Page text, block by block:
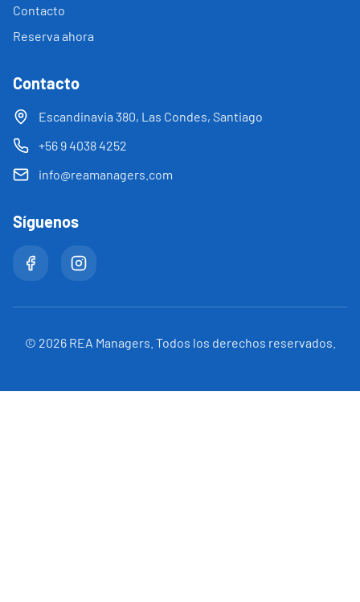
Contacto
Reserva ahora
Contacto
Escandinavia 380, Las Condes, Santiago
+56 9 4038 4252
info@reamanagers.com
Síguenos
© 2026REA Managers. Todos los derechos reservados.